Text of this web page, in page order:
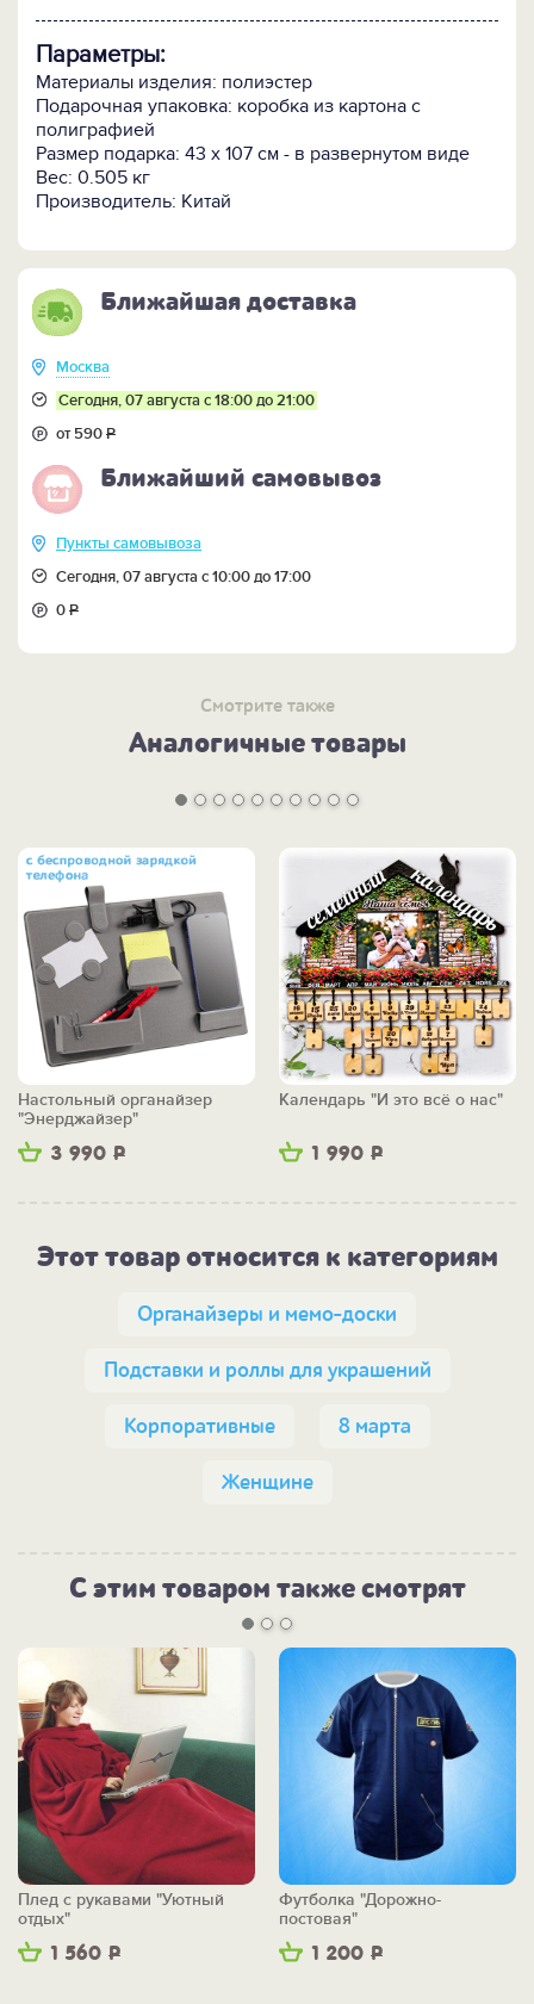
одной стороне
браслетов, часов и крупных серег,
стороне- 39 прозрачных кармашков для мелких
вещиц: колец, клипс, кулонов и т.п.
Еще одна деталь, о которой позаботился
производитель этой чудной вещицы - органайзер
т.к. вешалка включена в комплект.
Параметры:
Материалы изделия: полиэстер
Подарочная упаковка: коробка из картона с
полиграфией
Размер подарка: 43 x 107 см - в развернутом виде
Вес: 0.505 кг
Производитель: Китай
Ближайшая доставка
Москва
Сегодня, 07 августа с 18:00 до 21:00
от 590Р
Ближайший самовывоз
Пункты самовывоза
Сегодня, 07 августа с 10:00 до 17:00
0Р
Смотрите также
Аналогичные товары
3 990 Р
Настольный органайзер
"Энерджайзер"
1 990 Р
Календарь "И это всё о нас"
Этот товар относится к категориям
Органайзеры и мемо-доски
Подставки и роллы для украшений
Корпоративные 8 марта
Женщине
С этим товаром также смотрят
1 560 Р
Плед с рукавами "Уютный
отдых"
1 200 Р
Футболка "Дорожно-
постовая"